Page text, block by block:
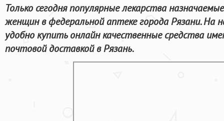
Только сегодня популярные лекарства
женщин в федеральной аптеке города Рязани.
удобно купить онлайн качественные средства
почтовой доставкой в Рязань.